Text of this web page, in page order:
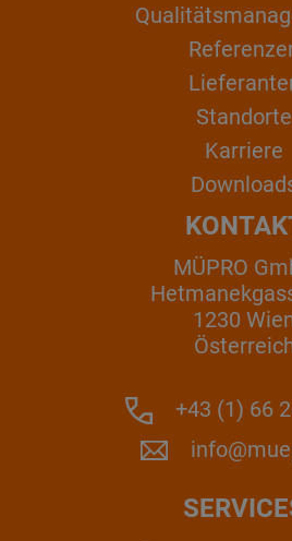
Standorte
Karriere
MÜPRO
1230
+43 (1) 66